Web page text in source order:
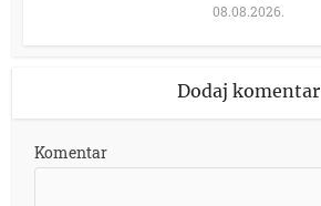
08.08.2026.
Dodaj komentar
Komentar